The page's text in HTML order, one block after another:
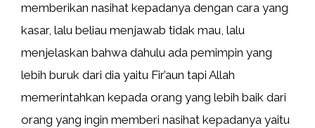
memberikan nasihat kepadanya dengan cara yang
kasar, lalu beliau menjawab tidak mau, lalu
menjelaskan bahwa dahulu ada pemimpin yang
lebih buruk dari dia yaitu Fir’aun tapi Allah
memerintahkan kepada orang yang lebih baik dari
orang yang ingin memberi nasihat kepadanya yaitu